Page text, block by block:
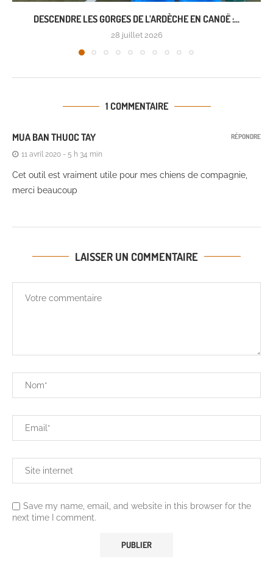
DESCENDRE LES GORGES DE L’ARDÈCHE EN CANOË :...
28 juillet 2026
1 COMMENTAIRE
MUA BAN THUOC TAY
11 avril 2020 - 5 h 34 min
Cet outil est vraiment utile pour mes chiens de compagnie,
merci beaucoup
RÉPONDRE
LAISSER UN COMMENTAIRE
Save my name, email, and website in this browser for the
next time I comment.